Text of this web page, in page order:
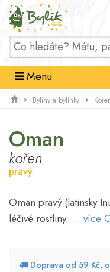
Domů
Menu
Byliny a bylinky
Oman
kořen
pravý
Oman pravý (latinsky
léčivé rostliny. ... více
Doprava od 59 Kč,